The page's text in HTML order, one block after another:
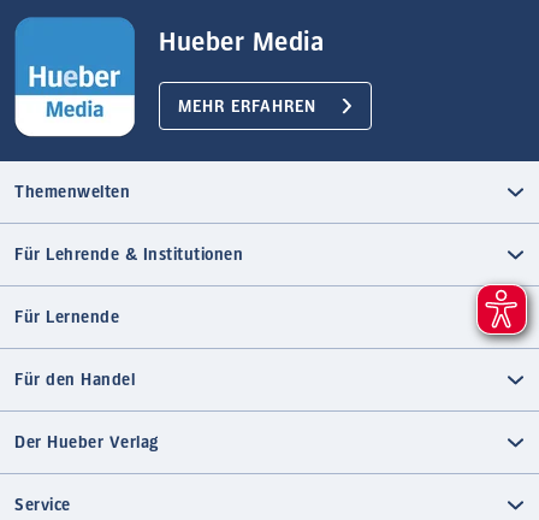
Hueber Media
MEHR ERFAHREN
Themenwelten
Für Lehrende & Institutionen
Für Lernende
Für den Handel
Der Hueber Verlag
Service